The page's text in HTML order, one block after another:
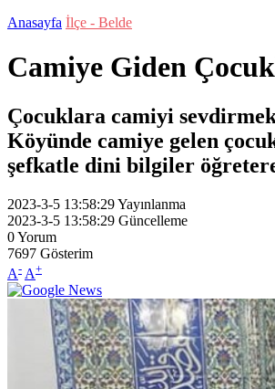
Anasayfa İlçe - Belde
Camiye Giden
Çocuklara camiyi
Köyünde camiye gelen
şefkatle dini bilgiler
2023-3-5 13:58:29Yayınlanma
2023-3-5 13:58:29 Güncelleme
0Yorum
7697 Gösterim
A- A+